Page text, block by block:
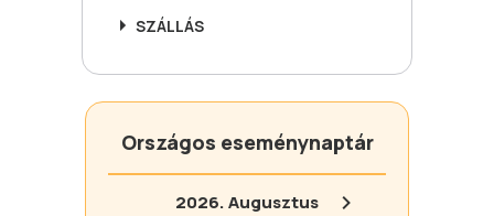
SZÁLLÁS
Országos eseménynaptár
2026.Augusztus